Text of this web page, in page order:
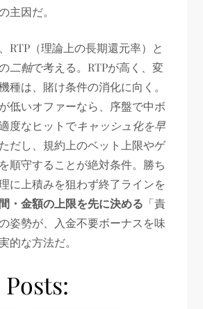
主因だ。
RTP（理論上の長期還元率）と
二軸で考える。RTPが高く、変
種は、賭け条件の消化に向く。
低いオファーなら、序盤で中ボ
度なヒットでキャッシュ化を早
だし、規約上のベット上限やゲ
順守することが絶対条件。勝ち
に上積みを狙わず終了ラインを
・金額の上限を先に決める 「責
姿勢が、入金不要ボーナスを味
的な方法だ。